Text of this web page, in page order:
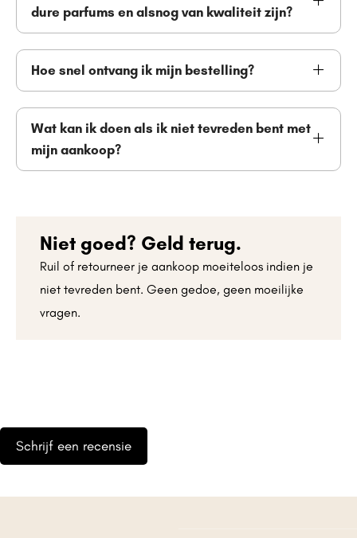
dure parfums en alsnog van kwaliteit zijn?
Hoe snel ontvang ik mijn bestelling?
Wat kan ik doen als ik niet tevreden bent met
mijn aankoop?
Niet goed? Geld terug.
Ruil of retourneer je aankoop moeiteloos indien je
niet tevreden bent. Geen gedoe, geen moeilijke
vragen.
Schrijf een recensie